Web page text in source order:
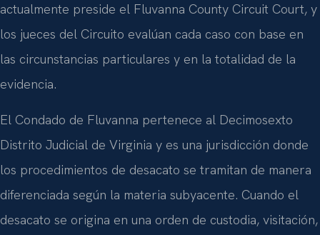
actualmente preside el Fluvanna County Circuit Court, y
los jueces del Circuito evalúan cada caso con base en
las circunstancias particulares y en la totalidad de la
evidencia.
El Condado de Fluvanna pertenece al Decimosexto
Distrito Judicial de Virginia y es una jurisdicción donde
los procedimientos de desacato se tramitan de manera
diferenciada según la materia subyacente. Cuando el
desacato se origina en una orden de custodia, visitación,